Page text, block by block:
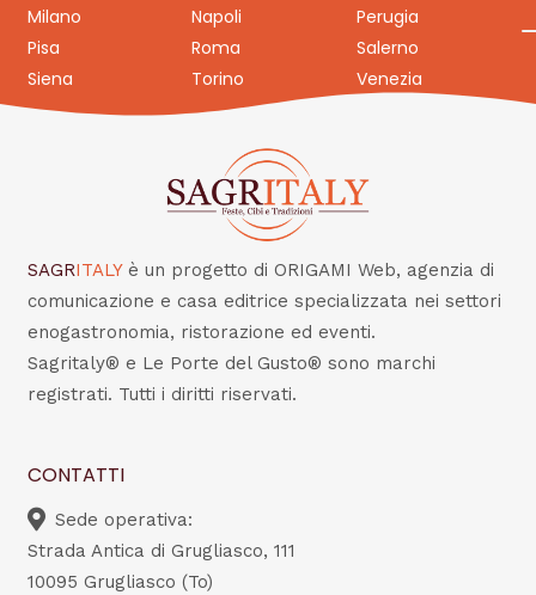
Milano
Napoli
Perugia
Pisa
Roma
Salerno
Siena
Torino Venezia
SAGRITALY è un progetto di ORIGAMI Web, agenzia di
comunicazione e casa editrice specializzata nei settori
enogastronomia, ristorazione ed eventi.
Sagritaly® e Le Porte del Gusto® sono marchi
registrati. Tutti i diritti riservati.
CONTATTI
Sede operativa:
Strada Antica di Grugliasco, 111
10095 Grugliasco (To)